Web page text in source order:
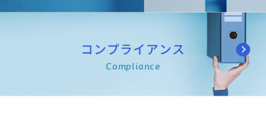
コンプライアンス
Compliance